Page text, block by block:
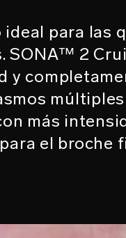
para las
SONA™ 2
y
más
el broche